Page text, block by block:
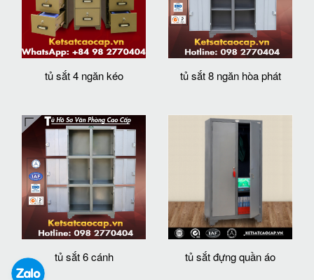
tủ sắt 4 ngăn kéo tủ sắt 8 ngăn hòa phát
tủ sắt 6 cánh tủ sắt đựng quần áo